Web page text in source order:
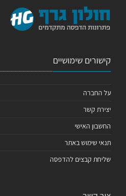
קישורים שימושיים
על החברה
יצירת קשר
החשבון האישי
תנאי שימוש באתר
שליחת קבצים להדפסה